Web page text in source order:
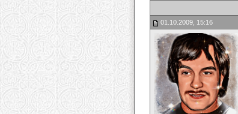
01.10.2009, 15:16